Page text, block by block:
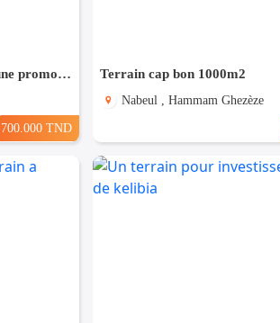
Terrain 1000 m² destiné pour une promotion immobilière à Cité riadh
700.000 TND
Terrain cap bon 1000m2
Nabeul , Hammam Ghezèze